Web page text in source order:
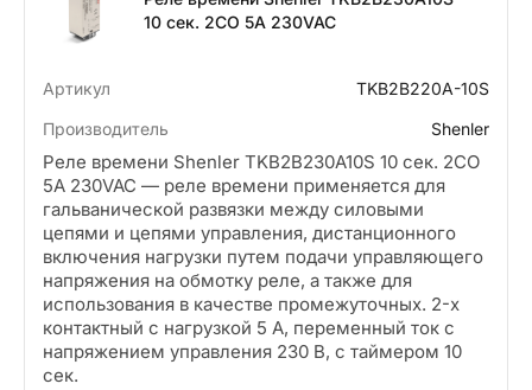
10 сек. 2CO 5A 230VAC
Артикул
TKB2B220A-10S
Производитель
Shenler
Реле времени Shenler TKB2B230A10S 10 сек. 2CO
5A 230VAC — реле времени применяется для
гальванической развязки между силовыми
цепями и цепями управления, дистанционного
включения нагрузки путем подачи управляющего
напряжения на обмотку реле, а также для
использования в качестве промежуточных. 2-х
контактный с нагрузкой 5 А, переменный ток с
напряжением управления 230 В, с таймером 10
сек.